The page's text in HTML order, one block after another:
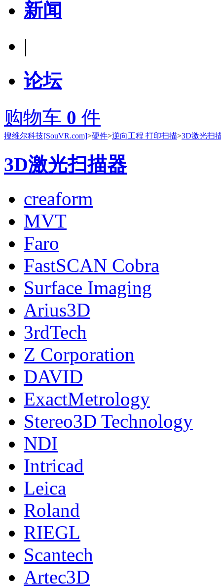
新闻
|
论坛
购物车 0 件
搜维尔科技[SouVR.com]>硬件>逆向工程 打印扫描>3D激光扫
3D激光扫描器
creaform
MVT
Faro
FastSCAN Cobra
Surface Imaging
Arius3D
3rdTech
Z Corporation
DAVID
ExactMetrology
Stereo3D Technology
NDI
Intricad
Leica
Roland
RIEGL
Scantech
Artec3D